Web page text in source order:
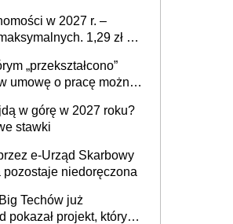
w 2027 r. –
1,29 zł za
z
gospodarczej
„przekształcono”
umowę o pracę można
jedynym
w górę w 2027 roku?
stawki
e-Urząd Skarbowy
pozostaje niedoręczona
Techów już
pokazał projekt, który